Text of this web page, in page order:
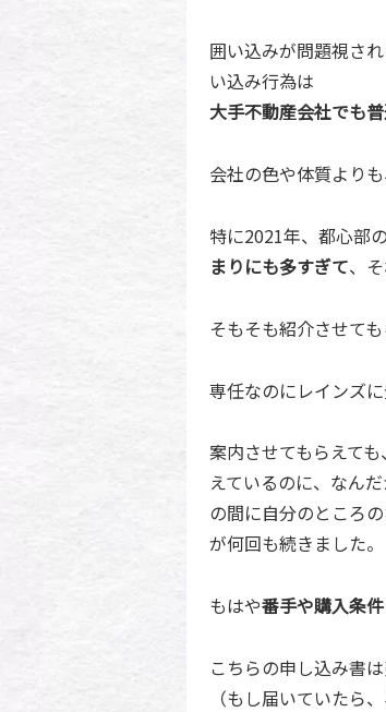
囲い込みが問題視さ
い込み行為は
大手不動産会社でも
会社の色や体質より
特に2021年、都心部
まりにも多すぎて、
そもそも紹介させても
専任なのにレインズ
案内させてもらえて
えているのに、なん
の間に自分のところ
が何回も続きました。
もはや番手や購入条
こちらの申し込み書
（もし届いていたら